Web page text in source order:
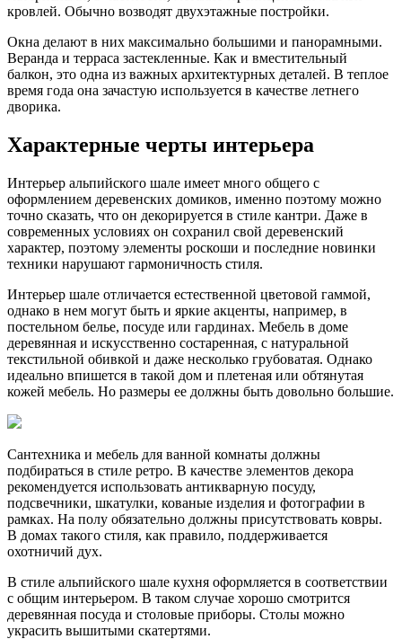
кровлей. Обычно возводят двухэтажные постройки.
Окна делают в них максимально большими и панорамными.
Веранда и терраса застекленные. Как и вместительный
балкон, это одна из важных архитектурных деталей. В теплое
время года она зачастую используется в качестве летнего
дворика.
Характерные черты интерьера
Интерьер альпийского шале имеет много общего с
оформлением деревенских домиков, именно поэтому можно
точно сказать, что он декорируется в стиле кантри. Даже в
современных условиях он сохранил свой деревенский
характер, поэтому элементы роскоши и последние новинки
техники нарушают гармоничность стиля.
Интерьер шале отличается естественной цветовой гаммой,
однако в нем могут быть и яркие акценты, например, в
постельном белье, посуде или гардинах. Мебель в доме
деревянная и искусственно состаренная, с натуральной
текстильной обивкой и даже несколько грубоватая. Однако
идеально впишется в такой дом и плетеная или обтянутая
кожей мебель. Но размеры ее должны быть довольно большие.
Сантехника и мебель для ванной комнаты должны
подбираться в стиле ретро. В качестве элементов декора
рекомендуется использовать антикварную посуду,
подсвечники, шкатулки, кованые изделия и фотографии в
рамках. На полу обязательно должны присутствовать ковры.
В домах такого стиля, как правило, поддерживается
охотничий дух.
В стиле альпийского шале кухня оформляется в соответствии
с общим интерьером. В таком случае хорошо смотрится
деревянная посуда и столовые приборы. Столы можно
украсить вышитыми скатертями.